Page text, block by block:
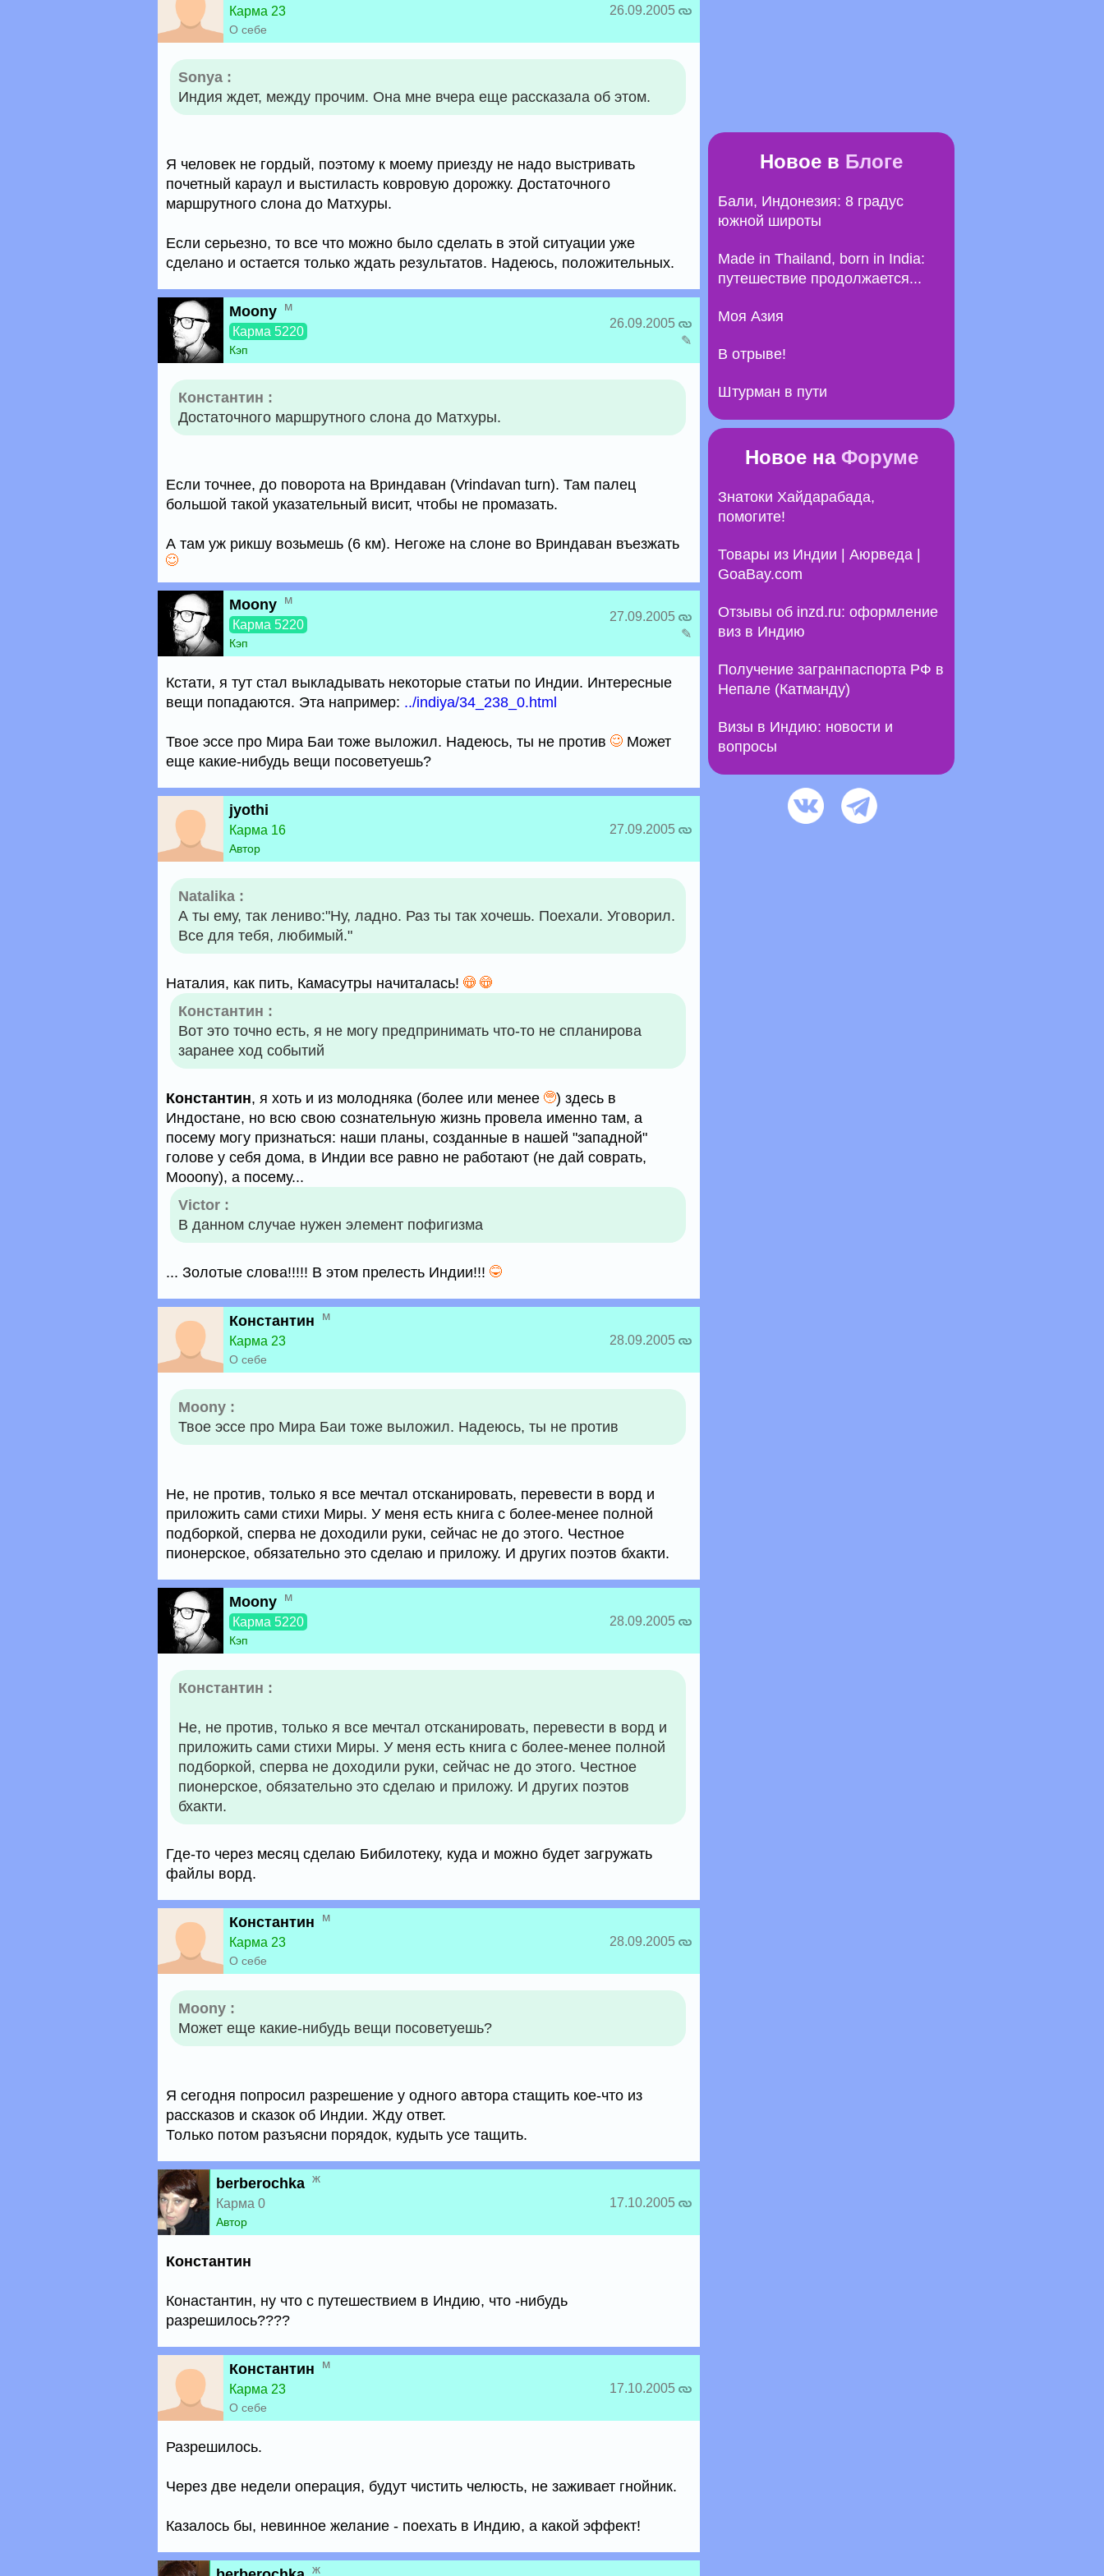
Карма 23
О себе
26.09.2005
Sonya :
Индия ждет, между прочим. Она мне вчера еще рассказала об этом.
Я человек не гордый, поэтому к моему приезду не надо выстривать
почетный караул и выстиласть ковровую дорожку. Достаточного
маршрутного слона до Матхуры.
Если серьезно, то все что можно было сделать в этой ситуации уже
сделано и остается только ждать результатов. Надеюсь, положительных.
Moony м
Карма 5220
Кэп
26.09.2005
✎
Константин :
Достаточного маршрутного слона до Матхуры.
Если точнее, до поворота на Вриндаван (Vrindavan turn). Там палец
большой такой указательный висит, чтобы не промазать.
А там уж рикшу возьмешь (6 км). Негоже на слоне во Вриндаван въезжать
Moony м
Карма 5220
Кэп
27.09.2005
✎
Кстати, я тут стал выкладывать некоторые статьи по Индии. Интересные
вещи попадаются. Эта например: ../indiya/34_238_0.html
Твое эссе про Мира Баи тоже выложил. Надеюсь, ты не против
Может
еще какие-нибудь вещи посоветуешь?
jyothi
Карма 16
Автор
27.09.2005
Natalika :
А ты ему, так лениво:"Ну, ладно. Раз ты так хочешь. Поехали. Уговорил.
Все для тебя, любимый."
Наталия, как пить, Камасутры начиталась!
Константин :
Вот это точно есть, я не могу предпринимать что-то не спланирова
заранее ход событий
Константин, я хоть и из молодняка (более или менее
) здесь в
Индостане, но всю свою сознательную жизнь провела именно там, а
посему могу признаться: наши планы, созданные в нашей "западной"
голове у себя дома, в Индии все равно не работают (не дай соврать,
Mooony), а посему...
Victor :
В данном случае нужен элемент пофигизма
... Золотые слова!!!!! В этом прелесть Индии!!!
Константин
м
Карма 23
О себе
28.09.2005
Moony :
Твое эссе про Мира Баи тоже выложил. Надеюсь, ты не против
Не, не против, только я все мечтал отсканировать, перевести в ворд и
приложить сами стихи Миры. У меня есть книга с более-менее полной
подборкой, сперва не доходили руки, сейчас не до этого. Честное
пионерское, обязательно это сделаю и приложу. И других поэтов бхакти.
Moony м
Карма 5220
Кэп
28.09.2005
Константин :
Не, не против, только я все мечтал отсканировать, перевести в ворд и
приложить сами стихи Миры. У меня есть книга с более-менее полной
подборкой, сперва не доходили руки, сейчас не до этого. Честное
пионерское, обязательно это сделаю и приложу. И других поэтов
бхакти.
Где-то через месяц сделаю Бибилотеку, куда и можно будет загружать
файлы ворд.
Константин
м
Карма 23
О себе
28.09.2005
Moony :
Может еще какие-нибудь вещи посоветуешь?
Я сегодня попросил разрешение у одного автора стащить кое-что из
рассказов и сказок об Индии. Жду ответ.
Только потом разъясни порядок, кудыть усе тащить.
berberochka ж
Карма 0
Автор
17.10.2005
Константин
Конастантин, ну что с путешествием в Индию, что -нибудь
разрешилось????
Константин
м
Карма 23
О себе
17.10.2005
Разрешилось.
Через две недели операция, будут чистить челюсть, не заживает гнойник.
Казалось бы, невинное желание - поехать в Индию, а какой эффект!
ж
Новое в Блоге
Бали, Индонезия: 8 градус
южной широты
Made in Thailand, born in India:
путешествие продолжается...
Моя Азия
В отрыве!
Штурман в пути
Новое на Форуме
Знатоки Хайдарабада,
помогите!
Товары из Индии | Аюрведа |
GoaBay.com
Отзывы об inzd.ru: оформление
виз в Индию
Получение загранпаспорта РФ в
Непале (Катманду)
Визы в Индию: новости и
вопросы